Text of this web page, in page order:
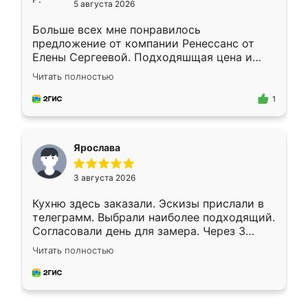
5 августа 2026
Больше всех мне понравилось
предложение от компании Ренессанс от
Елены Сергеевой. Подходяшщая цена и
короткие сроки изготовления. Приехавший
для замера сотрудник Владислав
предложил по моему эскизу самый
Читать полностью
1
Ярослава
3 августа 2026
Кухню здесь заказали. Эскизы прислали в
телеграмм. Выбрали наиболее подходящий.
Согласовали день для замера. Через 3
недели кухня была уже готова. Остались
довольны работой. Спасибо Ренессанс
мебель за качественную работу!
Читать полностью